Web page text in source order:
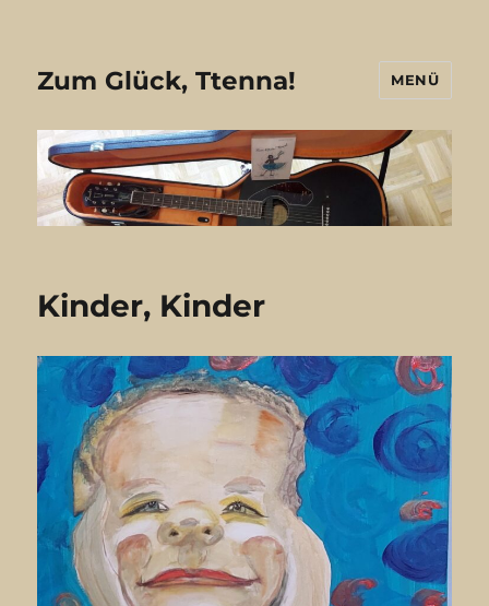
Zum Glück, Ttenna! MENÜ
Kinder, Kinder